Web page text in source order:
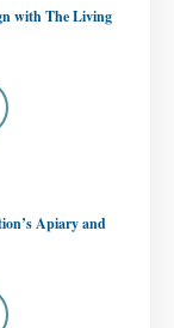
with The Living
Apiary and